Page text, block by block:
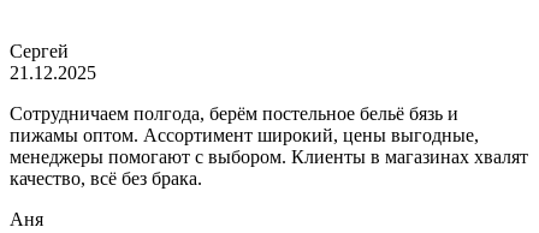
Сергей
21.12.2025
Сотрудничаем полгода, берём постельное бельё бязь и
пижамы оптом. Ассортимент широкий, цены выгодные,
менеджеры помогают с выбором. Клиенты в магазинах хвалят
качество, всё без брака.
Аня